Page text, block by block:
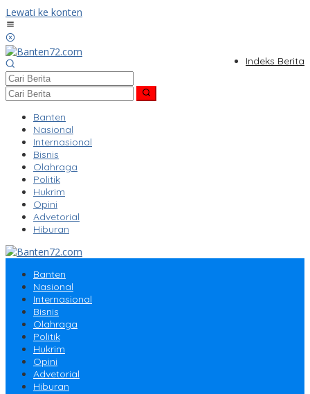
Lewati ke konten
Indeks Berita
Banten
Nasional
Internasional
Bisnis
Olahraga
Politik
Hukrim
Opini
Advetorial
Hiburan
Banten
Nasional
Internasional
Bisnis
Olahraga
Politik
Hukrim
Opini
Advetorial
Hiburan